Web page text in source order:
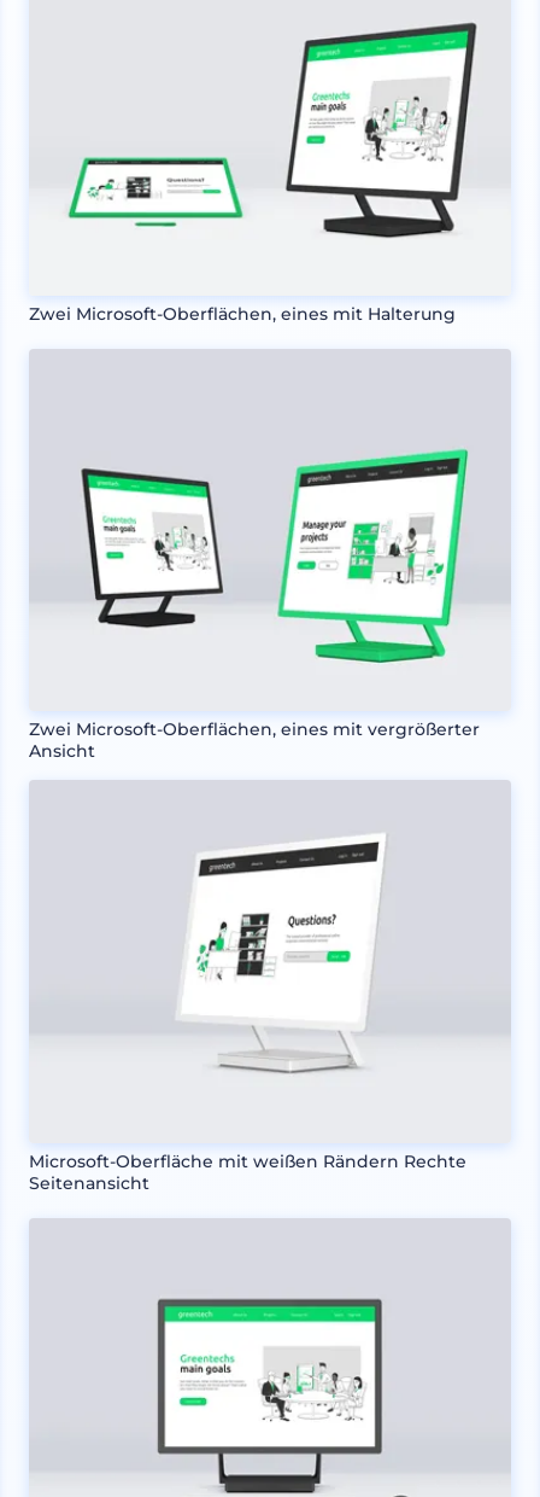
Zwei Microsoft-Oberflächen, eines mit Halterung
Zwei Microsoft-Oberflächen, eines mit vergrößerter
Ansicht
Microsoft-Oberfläche mit weißen Rändern Rechte
Seitenansicht